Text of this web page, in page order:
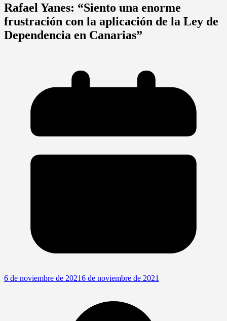
Rafael Yanes: “Siento una enorme
frustración con la aplicación de la Ley de
Dependencia en Canarias”
6 de noviembre de 20216 de noviembre de 2021